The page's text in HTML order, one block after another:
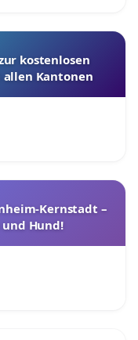
kostenlosen
Kantonen
Kernstadt –
Hund!